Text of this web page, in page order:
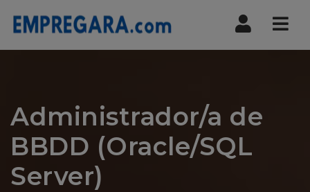
Administrador/a de
BBDD (Oracle/SQL
Server)